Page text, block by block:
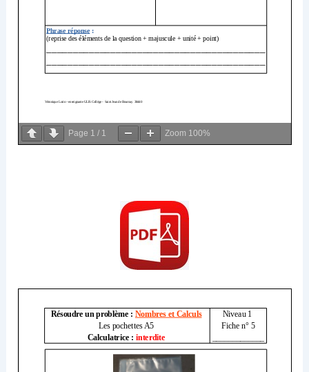
Page 1 / 1 Zoom 100%